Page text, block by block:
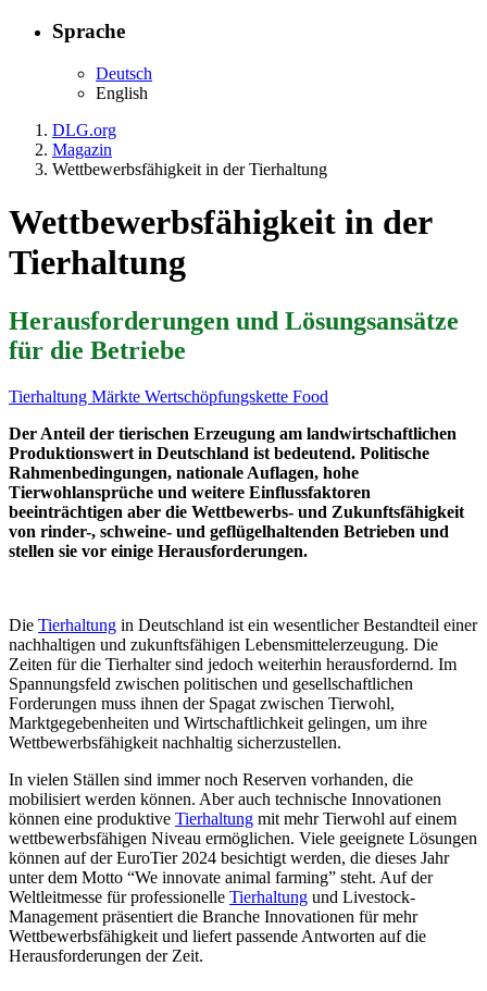
Sprache
Deutsch
English
DLG.org
Magazin
Wettbewerbsfähigkeit in der Tierhaltung
Wettbewerbsfähigkeit in der
Tierhaltung
Herausforderungen und Lösungsansätze
für die Betriebe
Tierhaltung Märkte Wertschöpfungskette Food
Der Anteil der tierischen Erzeugung am landwirtschaftlichen
Produktionswert in Deutschland ist bedeutend. Politische
Rahmenbedingungen, nationale Auflagen, hohe
Tierwohlansprüche und weitere Einflussfaktoren
beeinträchtigen aber die Wettbewerbs- und Zukunftsfähigkeit
von rinder-, schweine- und geflügelhaltenden Betrieben und
stellen sie vor einige Herausforderungen.
Die Tierhaltung in Deutschland ist ein wesentlicher Bestandteil einer
nachhaltigen und zukunftsfähigen Lebensmittelerzeugung. Die
Zeiten für die Tierhalter sind jedoch weiterhin herausfordernd. Im
Spannungsfeld zwischen politischen und gesellschaftlichen
Forderungen muss ihnen der Spagat zwischen Tierwohl,
Marktgegebenheiten und Wirtschaftlichkeit gelingen, um ihre
Wettbewerbsfähigkeit nachhaltig sicherzustellen.
In vielen Ställen sind immer noch Reserven vorhanden, die
mobilisiert werden können. Aber auch technische Innovationen
können eine produktive Tierhaltung mit mehr Tierwohl auf einem
wettbewerbsfähigen Niveau ermöglichen. Viele geeignete Lösungen
können auf der EuroTier 2024 besichtigt werden, die dieses Jahr
unter dem Motto “We innovate animal farming” steht. Auf der
Weltleitmesse für professionelle Tierhaltung und Livestock-
Management präsentiert die Branche Innovationen für mehr
Wettbewerbsfähigkeit und liefert passende Antworten auf die
Herausforderungen der Zeit.